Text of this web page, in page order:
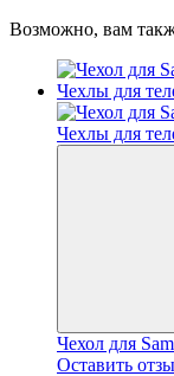
Возможно, вам
Чехол для
Оставить